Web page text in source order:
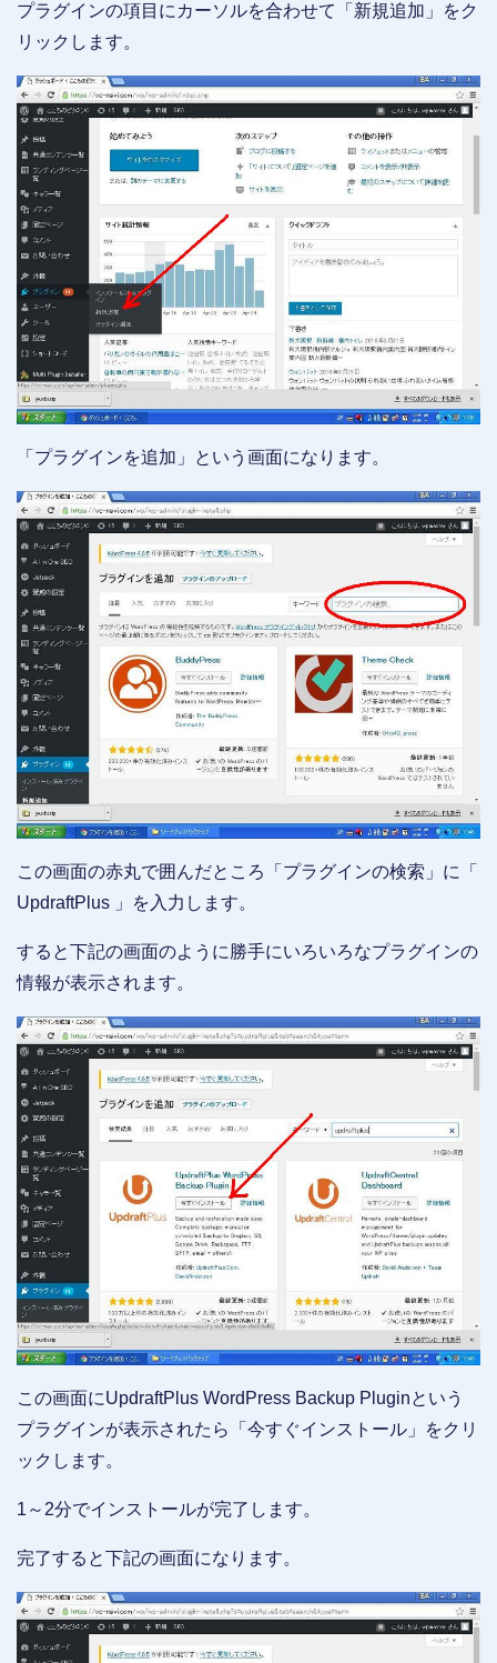
プラグインの項目にカーソルを合わせて「新規追加」をク
リックします。
「プラグインを追加」という画面になります。
この画面の赤丸で囲んだところ「プラグインの検索」に「
UpdraftPlus 」を入力します。
すると下記の画面のように勝手にいろいろなプラグインの
情報が表示されます。
この画面にUpdraftPlus WordPress Backup Pluginという
プラグインが表示されたら「今すぐインストール」をクリ
ックします。
1～2分でインストールが完了します。
完了すると下記の画面になります。